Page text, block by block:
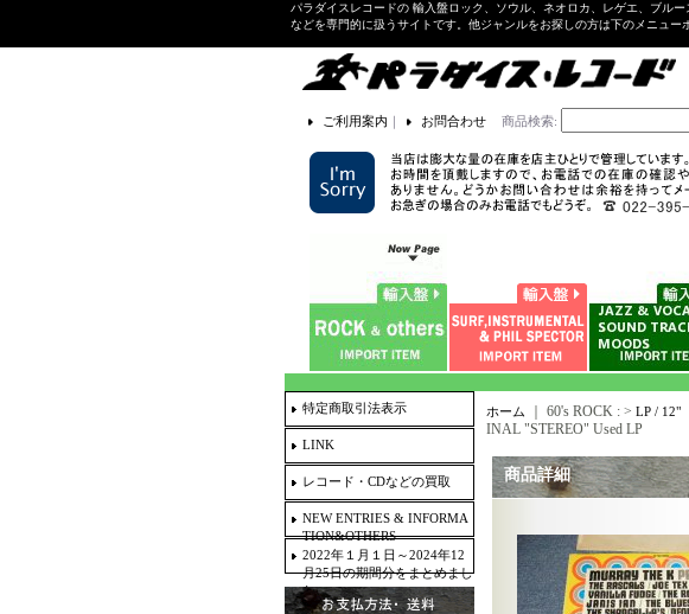
パラダイスレコードの 輸入盤ロック、ソウル、ネオロカ、レゲエ、ブルー
などを専門的に扱うサイトです。他ジャンルをお探しの方は下のメニュー
ご利用案内 ｜ お問合わせ 商品検索:
特定商取引法表示
LINK
レコード・CDなどの買取
NEW ENTRIES & INFORMA
TION&OTHERS
2022年１月１日～2024年12
月25日の期間分をまとめまし
た。
ホーム ｜ 60's ROCK : > LP / 12"
INAL "STEREO" Used LP
商品詳細